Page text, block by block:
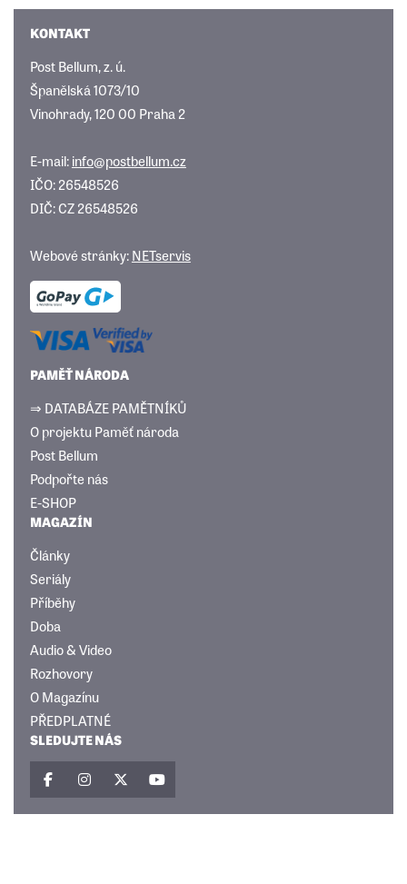
KONTAKT
Post Bellum, z. ú.
Španělská 1073/10
Vinohrady, 120 00 Praha 2
E-mail:info@postbellum.cz
IČO: 26548526
DIČ: CZ 26548526
Webové stránky:NETservis
PAMĚŤ NÁRODA
⇒ DATABÁZE PAMĚTNÍKŮ
O projektu Paměť národa
Post Bellum
Podpořte nás
E-SHOP
MAGAZÍN
Články
Seriály
Příběhy
Doba
Audio & Video
Rozhovory
O Magazínu
PŘEDPLATNÉ
SLEDUJTE NÁS